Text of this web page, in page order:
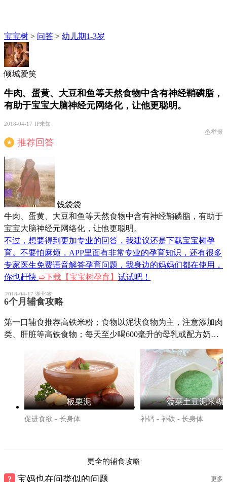
宝宝树 > 问答 > 幼儿期1-3岁
倾城爱笑
牛肉、蛋黄、大豆和鱼等天然食物中含有神经鞘磷脂，
有助于宝宝大脑神经元网络化，让他更聪明。
2018-04-17 IP未知
举报
★
推荐回答
钱袋袋
牛肉、蛋黄、大豆和鱼等天然食物中含有神经鞘磷脂，有助于
宝宝大脑神经元网络化，让他更聪明。
不过，想要得到更加专业的回答，我建议还是下载宝宝树孕
育。不要怕麻烦，APP里面有非常专业的孕育知识，还有很多
专家医生免费语音解答孕育问题，我身边的妈妈们都在使用，
你也赶快 ➯下载【宝宝树孕育】 试试吧！
2018-04-17 湖北省
6个月辅食攻略
第一口辅食推荐高铁米粉；食物以泥状食物为主，注意添加肉
类、肝脏等高铁食物；每天至少喝600毫升的母乳或配方奶。
板栗泥
促进食欲 - 长身体
菠菜土豆泥米糊
补钙 - 补铁 - 长身体
更全的辅食攻略
宝妈也在问类似的问题 更多